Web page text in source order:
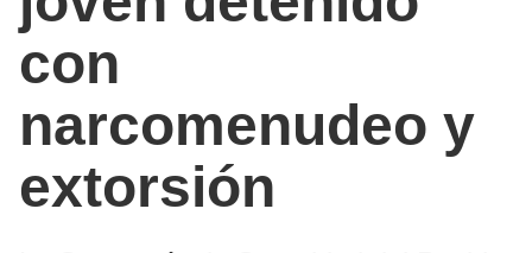
con
narcomenudeo y
extorsión